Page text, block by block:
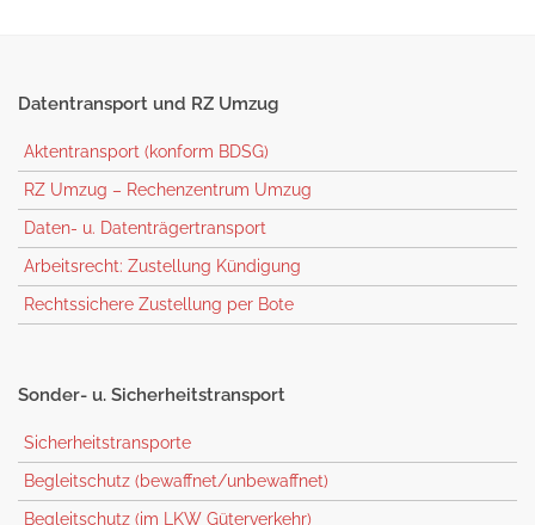
Datentransport und RZ Umzug
Aktentransport (konform BDSG)
RZ Umzug – Rechenzentrum Umzug
Daten- u. Datenträgertransport
Arbeitsrecht: Zustellung Kündigung
Rechtssichere Zustellung per Bote
Sonder- u. Sicherheitstransport
Sicherheitstransporte
Begleitschutz (bewaffnet/unbewaffnet)
Begleitschutz (im LKW Güterverkehr)